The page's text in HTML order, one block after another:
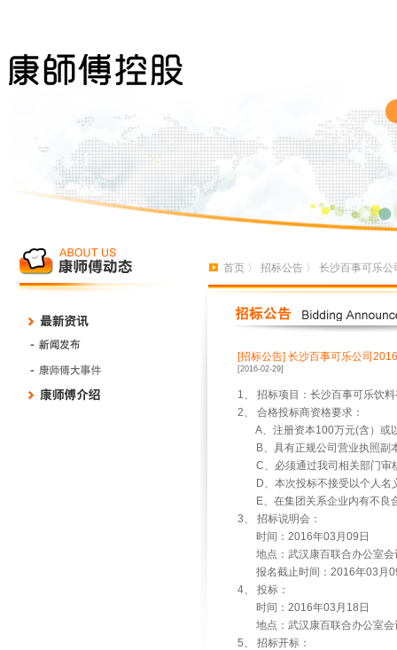
首页 〉 招标公告 〉 长沙百事可乐
[招标公告] 长沙百事可乐公司
[2016-02-29]
1、 招标项目：长沙百事可乐饮
2、 合格投标商资格要求：
A、注册资本100万元(含）或
B、具有正规公司营业执照副
C、必须通过我司相关部门
D、本次投标不接受以个人名
E、在集团关系企业内有不良
3、 招标说明会：
时间：2016年03月09日
地点：武汉康百联合办公室会
报名截止时间：2016年03月
4、 投标：
时间：2016年03月18日
地点：武汉康百联合办公室会
5、 招标开标：